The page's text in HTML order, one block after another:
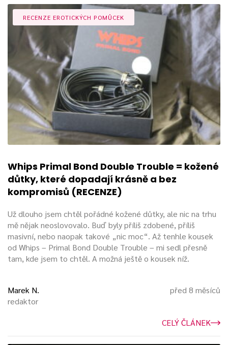
V této rubrice najdete recenze hračekWhips, od kožených
důtek přes plácačky až po pouta a další výbavu pro
bondage či impact play. Zajímá nás, jak pomůcky fungují
mimo produktové fotky, zda dobře sedí, jak se
ovládají a
jestli kromě výrazné fetish estetiky nabídnou také pohodlí,
odolnost a dostatek kontroly pro jemné škádlení i
důraznějšílekci poslušnosti.
RECENZE EROTICKÝCH POMŮCEK
Whips Primal Bond Double Trouble = kožené
důtky, které dopadají krásně a bez
kompromisů (RECENZE)
Už dlouho jsem chtěl pořádné kožené důtky, ale nic na trhu
mě nějak neoslovovalo. Buď byly příliš zdobené, příliš
masivní, nebo naopak takové „nic moc“. Až tenhle kousek
od Whips – Primal Bond Double Trouble – mi sedl přesně
tam, kde jsem to chtěl. A možná ještě o kousek níž.
Marek N.
redaktor
před 8 měsíců
CELÝ ČLÁNEK